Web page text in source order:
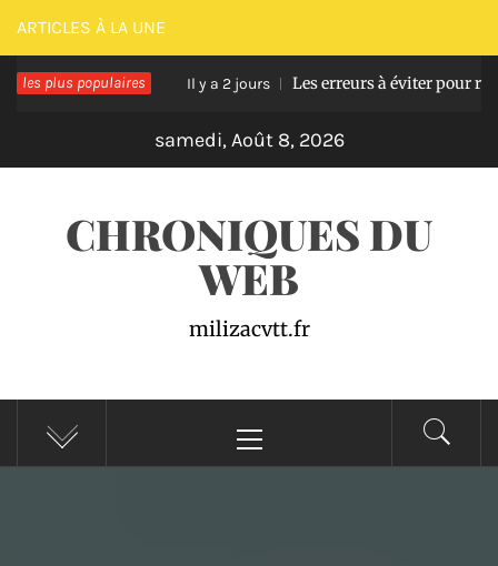
Passer
au
contenu
ARTICLES À LA UNE
les plus populaires
en bois Il y a 2 jours Les erreurs à éviter pour réussir
samedi, Août 8, 2026
CHRONIQUES DU
WEB
milizacvtt.fr
principal